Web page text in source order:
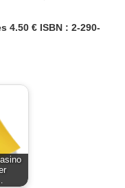
4.50 € ISBN : 2-290-